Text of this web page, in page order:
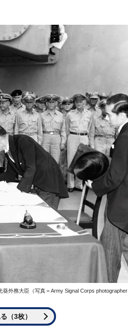
外務大臣（写真＝Army Signal Corps photographer
（3枚）